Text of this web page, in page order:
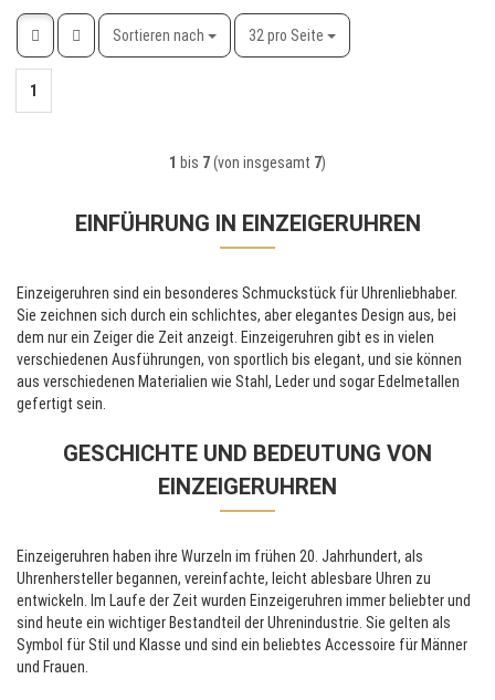
Sortieren nach
Sortieren nach 32 pro Seite
pro Seite
1
1 bis 7(von insgesamt 7)
EINFÜHRUNG IN EINZEIGERUHREN
Einzeigeruhren sind ein besonderes Schmuckstück für Uhrenliebhaber.
Sie zeichnen sich durch ein schlichtes, aber elegantes Design aus, bei
dem nur ein Zeiger die Zeit anzeigt. Einzeigeruhren gibt es in vielen
verschiedenen Ausführungen, von sportlich bis elegant, und sie können
aus verschiedenen Materialien wie Stahl, Leder und sogar Edelmetallen
gefertigt sein.
GESCHICHTE UND BEDEUTUNG VON
EINZEIGERUHREN
Einzeigeruhren haben ihre Wurzeln im frühen 20. Jahrhundert, als
Uhrenhersteller begannen, vereinfachte, leicht ablesbare Uhren zu
entwickeln. Im Laufe der Zeit wurden Einzeigeruhren immer beliebter und
sind heute ein wichtiger Bestandteil der Uhrenindustrie. Sie gelten als
Symbol für Stil und Klasse und sind ein beliebtes Accessoire für Männer
und Frauen.